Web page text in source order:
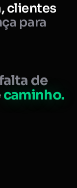
clientes
para
de
caminho.